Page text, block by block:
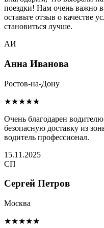
поездки! Нам очень важно
оставьте отзыв о качестве
становиться лучше.
АИ
Анна Иванова
Ростов-на-Дону
★★★★★
Очень благодарен
безопасную доставку из
водитель профессионал.
15.11.2025
СП
Сергей Петров
Москва
★★★★★